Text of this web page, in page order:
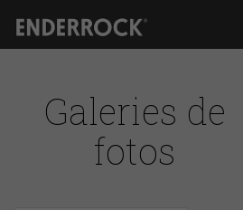
Galeries de
fotos